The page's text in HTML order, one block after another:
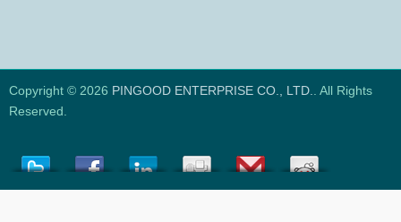
Copyright © 2026 PINGOOD ENTERPRISE CO., LTD.. All Rights
Reserved.